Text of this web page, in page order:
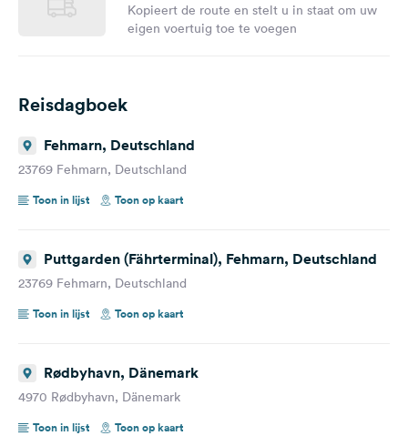
Kopieert de route en stelt u in staat om uw
eigen voertuig toe te voegen
Reisdagboek
Fehmarn, Deutschland
23769 Fehmarn, Deutschland
Toon in lijst
Toon op kaart
Puttgarden (Fährterminal), Fehmarn, Deutschland
23769 Fehmarn, Deutschland
Toon in lijst
Toon op kaart
Rødbyhavn, Dänemark
4970 Rødbyhavn, Dänemark
Toon in lijst
Toon op kaart